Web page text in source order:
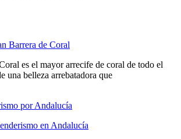
Barrera de Coral
es el mayor arrecife de coral de todo el
una belleza arrebatadora que
en Andalucía